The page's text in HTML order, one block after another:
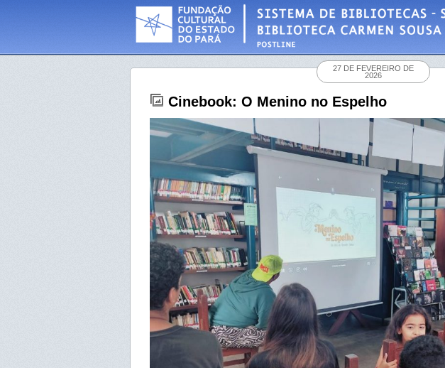
27 DE FEVEREIRO DE
2026
Cinebook: O Menino no Espelho